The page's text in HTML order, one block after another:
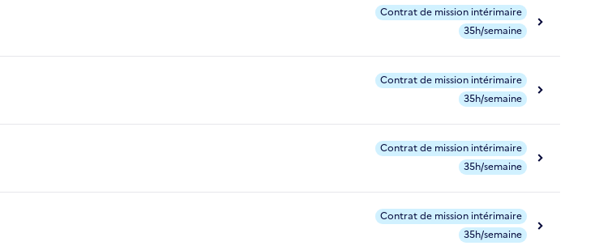
Contrat de mission intérimaire
35h/semaine
Contrat de mission intérimaire
35h/semaine
Contrat de mission intérimaire
35h/semaine
Contrat de mission intérimaire
35h/semaine